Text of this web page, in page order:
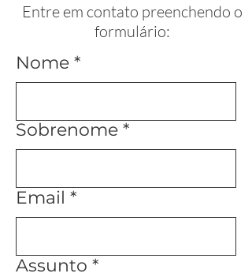
Entre em contato preenchendo o
formulário:
Nome
Sobrenome
Email
Assunto